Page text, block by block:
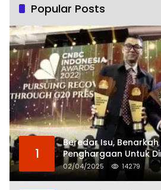
Popular Posts
1
Beredar Isu,
Penghargaan Untuk
02/04/2025 14279